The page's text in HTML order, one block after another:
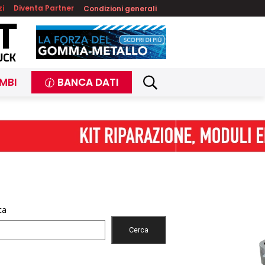
Diventa Partner Condizioni generali
BANCA DATI
Cerca